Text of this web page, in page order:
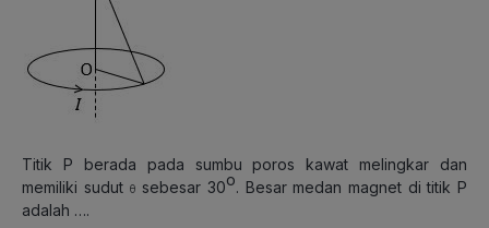
Titik P berada pada sumbu poros kawat melingkar dan
memiliki sudut θ sebesar 30o. Besar medan magnet di titik P
adalah ….